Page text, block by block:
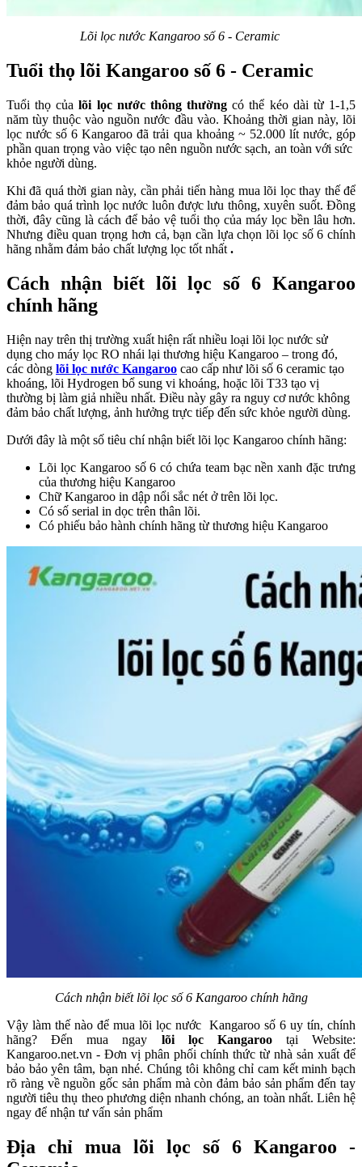
Lõi lọc nước Kangaroo số 6 - Ceramic
Tuổi thọ lõi Kangaroo số 6 - Ceramic
Tuổi thọ củalõi lọc nước thông thường có thể kéo dài từ 1-1,5
năm tùy thuộc vào nguồn nước đầu vào. Khoảng thời gian này, lõi
lọc nước số 6 Kangaroo đã trải qua khoảng ~ 52.000 lít nước, góp
phần quan trọng vào việc tạo nên nguồn nước sạch, an toàn với sức
khỏe người dùng.
Khi đã quá thời gian này, cần phải tiến hàng mua lõi lọc thay thế để
đảm bảo quá trình lọc nước luôn được lưu thông, xuyên suốt. Đồng
thời, đây cũng là cách để bảo vệ tuổi thọ của máy lọc bền lâu hơn.
Nhưng điều quan trọng hơn cả, bạn cần lựa chọn lõi lọc số 6 chính
hãng nhằm đảm bảo chất lượng lọc tốt nhất .
Cách nhận biết lõi lọc số 6 Kangaroo
chính hãng
Hiện nay trên thị trường xuất hiện rất nhiều loại lõi lọc nước sử
dụng cho máy lọc RO nhái lại thương hiệu Kangaroo – trong đó,
các dòng lõi lọc nước Kangaroo cao cấp như lõi số 6 ceramic tạo
khoáng, lõi Hydrogen bổ sung vi khoáng, hoặc lõi T33 tạo vị
thường bị làm giả nhiều nhất. Điều này gây ra nguy cơ nước không
đảm bảo chất lượng, ảnh hưởng trực tiếp đến sức khỏe người dùng.
Dưới đây là một số tiêu chí nhận biết lõi lọc Kangaroo chính hãng:
Lõi lọc Kangaroo số 6 có chứa team bạc nền xanh đặc trưng
của thương hiệu Kangaroo
Chữ Kangaroo in dập nổi sắc nét ở trên lõi lọc.
Có số serial in dọc trên thân lõi.
Có phiếu bảo hành chính hãng từ thương hiệu Kangaroo
Cách nhận biết lõi lọc số 6 Kangaroo chính hãng
Vậy làm thế nào để mua lõi lọc nước Kangaroo số 6 uy tín, chính
hãng? Đến mua ngay lõi lọc Kangarootại Website:
Kangaroo.net.vn - Đơn vị phân phối chính thức từ nhà sản xuất để
bảo bảo yên tâm, bạn nhé. Chúng tôi không chỉ cam kết minh bạch
rõ ràng về nguồn gốc sản phẩm mà còn đảm bảo sản phẩm đến tay
người tiêu thụ theo phương diện nhanh chóng, an toàn nhất. Liên hệ
ngay để nhận tư vấn sản phẩm
Địa chỉ mua lõi lọc số 6 Kangaroo -